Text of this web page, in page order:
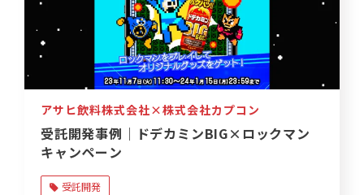
アサヒ飲料株式会社×株式会社カプコン
受託開発事例｜ドデカミンBIG×ロックマン
キャンペーン
受託開発